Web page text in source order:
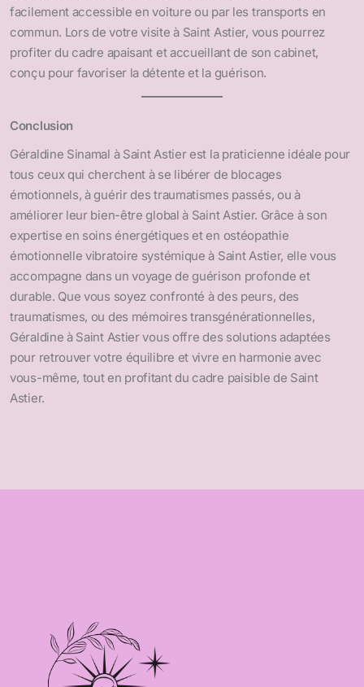
facilement accessible en voiture ou par les transports en
commun. Lors de votre visite à Saint Astier, vous pourrez
profiter du cadre apaisant et accueillant de son cabinet,
conçu pour favoriser la détente et la guérison.
Conclusion
Géraldine Sinamal à Saint Astier est la praticienne idéale pour
tous ceux qui cherchent à se libérer de blocages
émotionnels, à guérir des traumatismes passés, ou à
améliorer leur bien-être global à Saint Astier. Grâce à son
expertise en soins énergétiques et en ostéopathie
émotionnelle vibratoire systémique à Saint Astier, elle vous
accompagne dans un voyage de guérison profonde et
durable. Que vous soyez confronté à des peurs, des
traumatismes, ou des mémoires transgénérationnelles,
Géraldine à Saint Astier vous offre des solutions adaptées
pour retrouver votre équilibre et vivre en harmonie avec
vous-même, tout en profitant du cadre paisible de Saint
Astier.